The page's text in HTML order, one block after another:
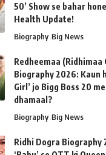
50’ Show se bahar
Health Update!
Biography Big News
Redheemaa (Ridhimaa
Biography 2026: Kaun
Girl’ jo Bigg Boss 20
dhamaal?
Biography Big News
Ridhi Dogra Biography